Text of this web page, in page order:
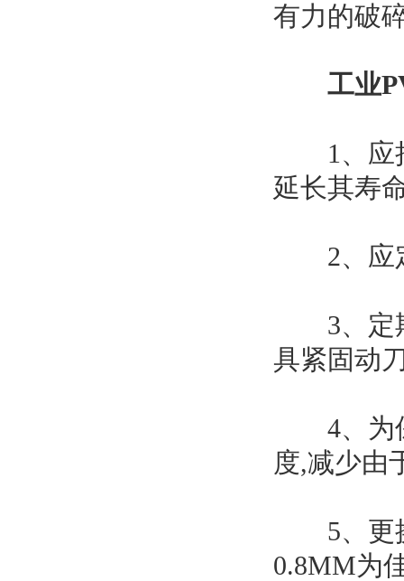
有力的破
工业
1、应把
延长其寿
2、应定
3、定期
具紧固动
4、为保
度,减少由
5、更换
0.8MM为